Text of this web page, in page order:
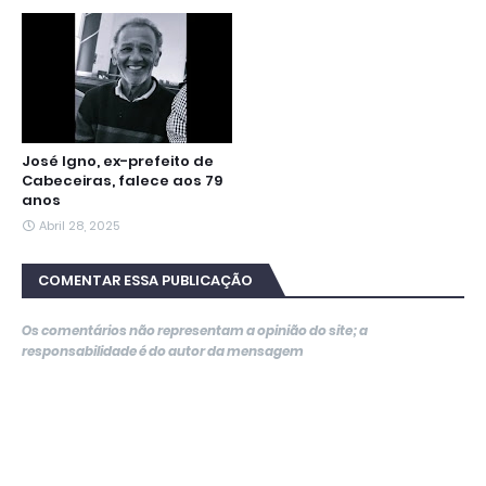
José Igno, ex-prefeito de
Cabeceiras, falece aos 79
anos
Abril 28, 2025
COMENTAR ESSA PUBLICAÇÃO
Os comentários não representam a opinião do site; a
responsabilidade é do autor da mensagem